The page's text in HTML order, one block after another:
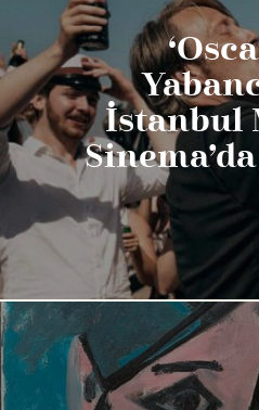
İstanbul